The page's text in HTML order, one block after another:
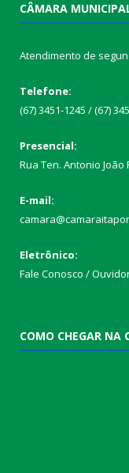
CÂMARA
Atendimento de
Telefone:
(67) 3451-1245 / (67)
Presencial:
Rua Ten. Antonio João
E-mail:
Eletrônico:
Fale Conosco /
COMO CHEGAR NA